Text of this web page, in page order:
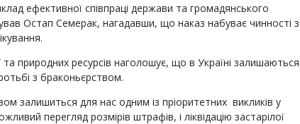
ефективної співпраці держави та громадянського
Остап Семерак, нагадавши, що наказ набуває чинності з
та природних ресурсів наголошує, що в Україні залишаються
з браконьєрством.
залишиться для нас одним із пріоритетних викликів у
перегляд розмірів штрафів, і ліквідацію застарілої